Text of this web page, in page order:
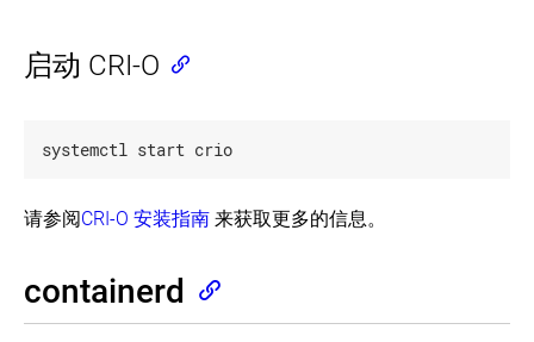
启动 CRI-O
请参阅CRI-O 安装指南 来获取更多的信息。
containerd